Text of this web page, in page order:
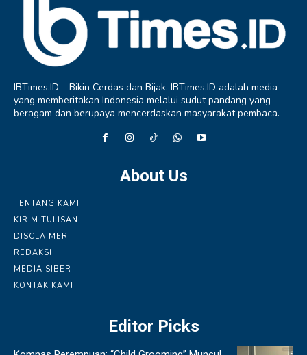
IBTimes.ID – Bikin Cerdas dan Bijak. IBTimes.ID adalah media
yang memberitakan Indonesia melalui sudut pandang yang
beragam dan berupaya mencerdaskan masyarakat pembaca.
About Us
TENTANG KAMI
KIRIM TULISAN
DISCLAIMER
REDAKSI
MEDIA SIBER
KONTAK KAMI
Editor Picks